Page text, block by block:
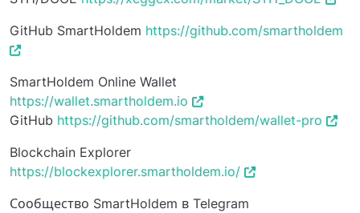
GitHub SmartHoldem https://github.com/smartholdem
SmartHoldem Online Wallet
https://wallet.smartholdem.io
GitHub https://github.com/smartholdem/wallet-pro
Blockchain Explorer
https://blockexplorer.smartholdem.io/
Сообщество SmartHoldem в Telegram